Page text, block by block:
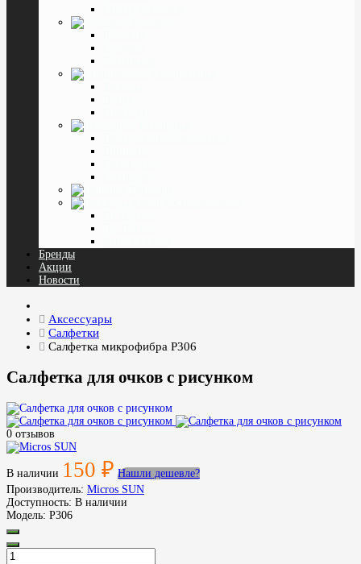
Бренды
Акции
Новости
Аксессуары
Салфетки
Салфетка микрофибра P306
Салфетка для очков с рисунком
0 отзывов
В наличии 150 ₽ Нашли дешевле?
Производитель: Micros SUN
Доступность: В наличии
Модель: P306